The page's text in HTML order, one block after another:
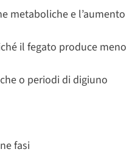
metaboliche e l’aumento
il fegato produce meno
o periodi di digiuno
fasi